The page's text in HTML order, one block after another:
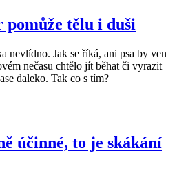
tělu i duši
nevlídno. Jak se říká, ani psa by ven
nečasu chtělo jít běhat či vyrazit
daleko. Tak co s tím?
účinné, to je skákání